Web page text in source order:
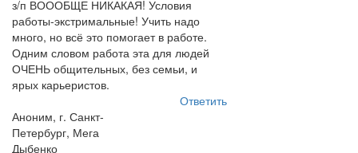
з/п ВОООБЩЕ НИКАКАЯ! Условия
работы-экстримальные! Учить надо
много, но всё это помогает в работе.
Одним словом работа эта для людей
ОЧЕНЬ общительных, без семьи, и
ярых карьеристов.
Ответить
Аноним, г. Санкт-
Петербург, Мега
Дыбенко